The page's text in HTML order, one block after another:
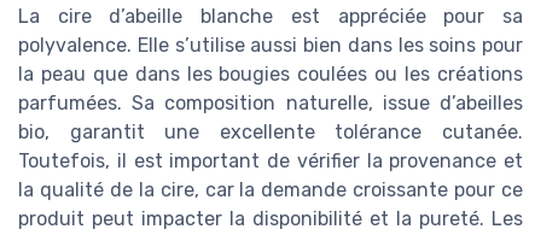
La cire d’abeille blanche est appréciée pour sa
polyvalence. Elle s’utilise aussi bien dans les soins pour
la peau que dans les bougies coulées ou les créations
parfumées. Sa composition naturelle, issue d’abeilles
bio, garantit une excellente tolérance cutanée.
Toutefois, il est important de vérifier la provenance et
la qualité de la cire, car la demande croissante pour ce
produit peut impacter la disponibilité et la pureté. Les